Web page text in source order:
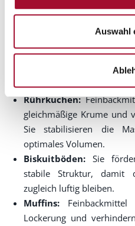
Auswahl
Arbeitsaufwand, weniger
Produkte effizient und
Welche
mit
Rührkuchen:
gleichmäßige Krume und
Sie stabilisieren die
optimales Volumen.
Biskuitböden: Sie
stabile Struktur, damit
zugleich luftig bleiben.
Muffins: Feinbackmittel
Lockerung und